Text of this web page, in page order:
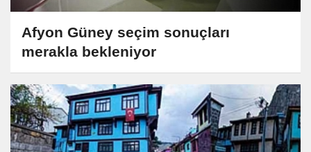
Afyon Güney seçim sonuçları
merakla bekleniyor